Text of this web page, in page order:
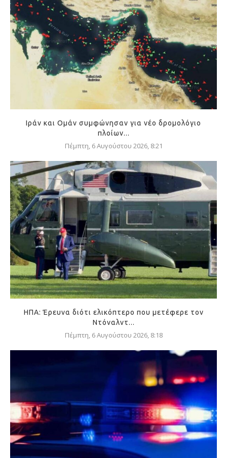
Ιράν και Ομάν συμφώνησαν για νέο δρομολόγιο
πλοίων...
Πέμπτη, 6 Αυγούστου 2026, 8:21
ΗΠΑ: Έρευνα διότι ελικόπτερο που μετέφερε τον
Ντόναλντ...
Πέμπτη, 6 Αυγούστου 2026, 8:18